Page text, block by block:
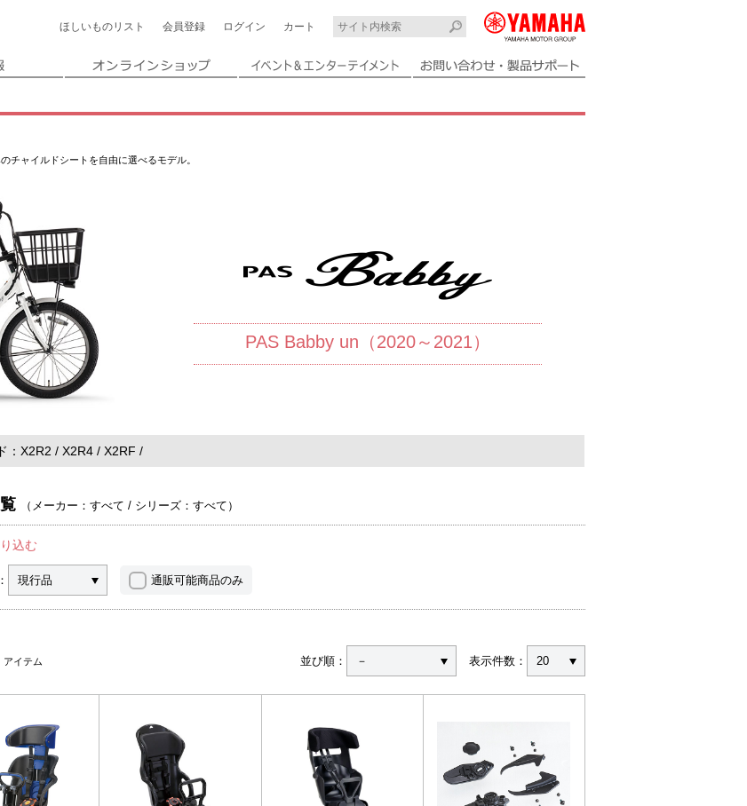
ほしいもの リスト 会員登録 ログイン カート
ャイルドシートを自由に選べるモデル。
PAS Babby un（2020～2021）
X2R2 X2R4 X2RF
（ メーカー：すべて / シリーズ：すべて ）
込む
現行品 通販可能商品のみ
アイテム 並び順： － 表示件数： 20